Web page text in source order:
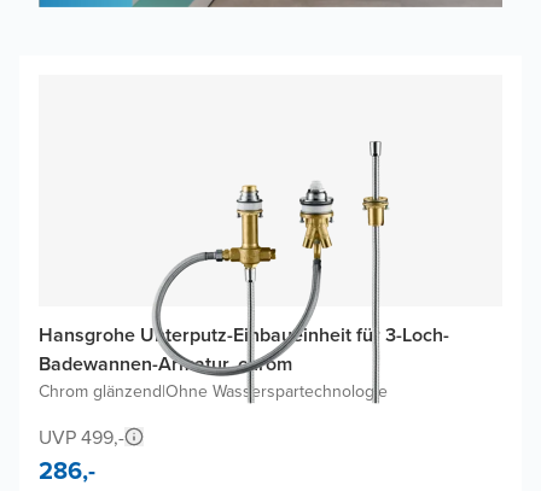
Hansgrohe Unterputz-Einbaueinheit für 3-Loch-
Badewannen-Armatur, chrom
Chrom glänzend|Ohne Wasserspartechnologie
UVP 499,-
286,-